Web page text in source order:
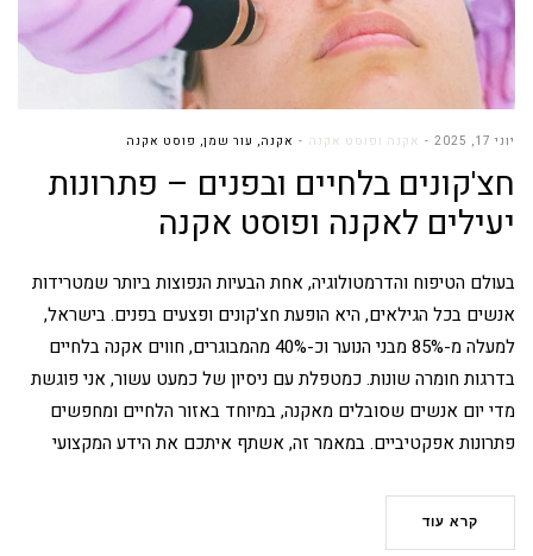
יוני 17, 2025 אקנה ופוסט אקנה אקנה, עור שמן, פוסט אקנה
חצ'קונים בלחיים ובפנים – פתרונות
יעילים לאקנה ופוסט אקנה
בעולם הטיפוח והדרמטולוגיה, אחת הבעיות הנפוצות ביותר שמטרידות
אנשים בכל הגילאים, היא הופעת חצ'קונים ופצעים בפנים. בישראל,
למעלה מ-85% מבני הנוער וכ-40% מהמבוגרים, חווים אקנה בלחיים
בדרגות חומרה שונות. כמטפלת עם ניסיון של כמעט עשור, אני פוגשת
מדי יום אנשים שסובלים מאקנה, במיוחד באזור הלחיים ומחפשים
פתרונות אפקטיביים. במאמר זה, אשתף איתכם את הידע המקצועי
קרא עוד